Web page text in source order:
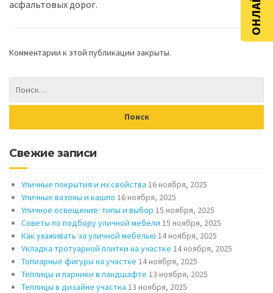
асфальтовых дорог.
Комментарии к этой публикации закрыты.
Свежие записи
Уличные покрытия и их свойства 16 ноября, 2025
Уличные вазоны и кашпо 16 ноября, 2025
Уличное освещение: типы и выбор 15 ноября, 2025
Советы по подбору уличной мебели 15 ноября, 2025
Как ухаживать за уличной мебелью 14 ноября, 2025
Укладка тротуарной плитки на участке 14 ноября, 2025
Топиарные фигуры на участке 14 ноября, 2025
Теплицы и парники в ландшафте 13 ноября, 2025
Теплицы в дизайне участка 13 ноября, 2025